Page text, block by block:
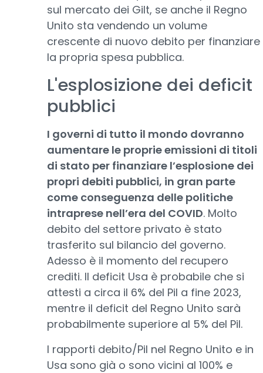
sul mercato dei Gilt, se anche il Regno
Unito sta vendendo un volume
crescente di nuovo debito per finanziare
la propria spesa pubblica.
L'esplosizione dei deficit
pubblici
I governi di tutto il mondo dovranno
aumentare le proprie emissioni di titoli
di stato per finanziare l’esplosione dei
propri debiti pubblici, in gran parte
come conseguenza delle politiche
intraprese nell’era del COVID. Molto
debito del settore privato è stato
trasferito sul bilancio del governo.
Adesso è il momento del recupero
crediti. Il deficit Usa è probabile che si
attesti a circa il 6% del Pil a fine 2023,
mentre il deficit del Regno Unito sarà
probabilmente superiore al 5% del Pil.
I rapporti debito/Pil nel Regno Unito e in
Usa sono già o sono vicini al 100% e